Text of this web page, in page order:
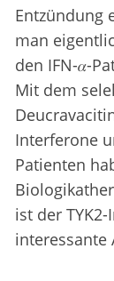
Entzündung
man
den IFN-𝛼-
Mit dem
Interferone
Patienten
ist der
interessante